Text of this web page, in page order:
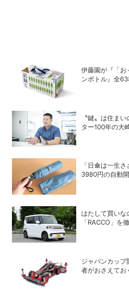
伊藤園が『「お
ンボトル』全
〝鍵〟は住ま
ター100年の大
「日傘は一生
3980円の自動
はたして買いな
「RACCO」を
ジャパンカップ
者がおさえてお